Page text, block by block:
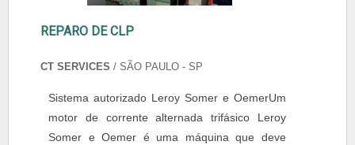
REPARO DE CLP
CT SERVICES / SÃO PAULO - SP
Sistema autorizado Leroy Somer e OemerUm
motor de corrente alternada trifásico Leroy
Somer e Oemer é uma máquina que deve